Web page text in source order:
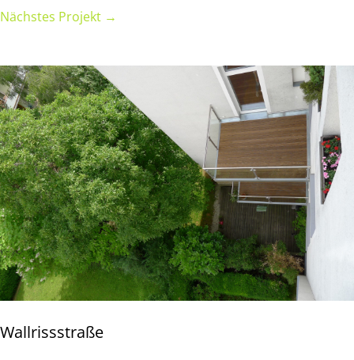
Nächstes Projekt →
Wallrissstraße